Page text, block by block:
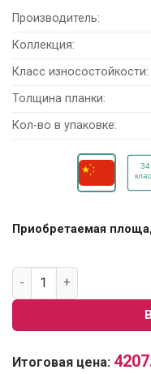
Производитель:
Коллекция:
Класс износостойкости:
Толщина планки:
Кол-во в упаковке:
Приобретаемая
Количество товара
Итоговая цена: